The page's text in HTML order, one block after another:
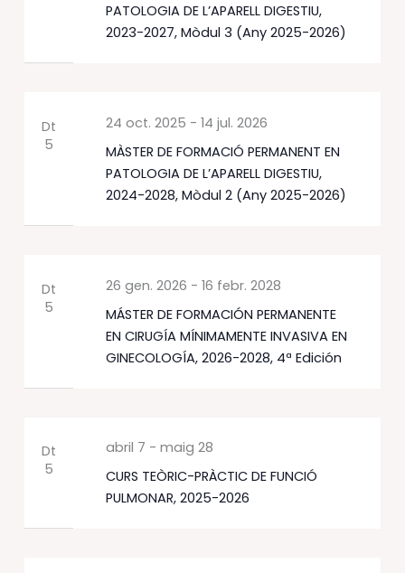
PATOLOGIA DE L’APARELL DIGESTIU,
2023-2027, Mòdul 3 (Any 2025-2026)
Dt
5
MÀSTER DE FORMACIÓ PERMANENT EN
PATOLOGIA DE L’APARELL DIGESTIU,
2024-2028, Mòdul 2 (Any 2025-2026)
24 oct. 2025 - 14 jul. 2026
Dt
5
MÁSTER DE FORMACIÓN PERMANENTE
EN CIRUGÍA MÍNIMAMENTE INVASIVA EN
GINECOLOGÍA, 2026-2028, 4ª Edición
26 gen. 2026 - 16 febr. 2028
Dt
5
CURS TEÒRIC-PRÀCTIC DE FUNCIÓ
PULMONAR, 2025-2026
abril 7 - maig 28